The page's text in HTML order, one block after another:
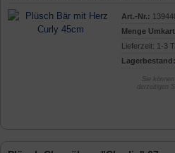
Art.-Nr.:
Menge
Lieferzeit: 1-3
Lagerbestand:
Sie
derzeitigen